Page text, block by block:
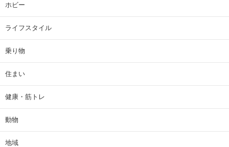
ホビー
ライフスタイル
乗り物
住まい
健康・筋トレ
動物
地域